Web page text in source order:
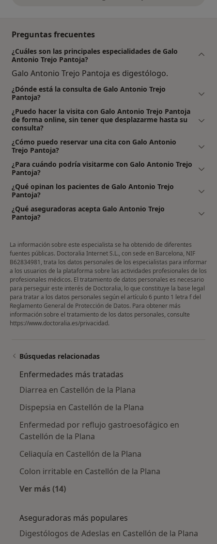
Preguntas frecuentes
¿Cuáles son las principales especialidades de Galo
Antonio Trejo Pantoja?
Galo Antonio Trejo Pantoja es digestólogo.
¿Dónde está la consulta de Galo Antonio Trejo
Pantoja?
¿Puedo hacer la visita con Galo Antonio Trejo Pantoja
de forma online, sin tener que desplazarme hasta su
consulta?
¿Cómo puedo reservar una cita con Galo Antonio
Trejo Pantoja?
¿Para cuándo podría visitarme con Galo Antonio Trejo
Pantoja?
¿Qué opinan los pacientes de Galo Antonio Trejo
Pantoja?
¿Qué aseguradoras acepta Galo Antonio Trejo
Pantoja?
La información sobre este especialista se ha obtenido de diferentes
fuentes públicas. Doctoralia Internet S.L., con sede en Barcelona, NIF
B62834981, trata los datos personales de los especialistas para informar
a los usuarios de la plataforma sobre las actividades profesionales de los
profesionales médicos. El tratamiento de datos personales es necesario
para perseguir este interés de Doctoralia, lo que constituye la base legal
para tratar a los datos personales según el artículo 6 punto 1 letra f del
Reglamento General de Protección de Datos. Para obtener más
información sobre el tratamiento de los datos personales, consulte
https://www.doctoralia.es/privacidad.
Búsquedas relacionadas
Enfermedades más tratadas
Diarrea en Castellón de la Plana
Dispepsia en Castellón de la Plana
Enfermedad por reflujo gastroesofágico en
Castellón de la Plana
Celiaquía en Castellón de la Plana
Colon irritable en Castellón de la Plana
Ver más (14)
Aseguradoras más populares
Digestólogos de Adeslas en Castellón de la Plana